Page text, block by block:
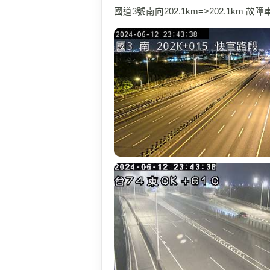
國道3號南向202.1km=>202.1km 故障